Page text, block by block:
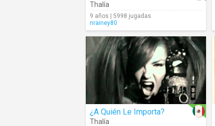
Thalía
9 años | 5998 jugadas
nrainey80
¿A Quién Le Importa?
Thalía